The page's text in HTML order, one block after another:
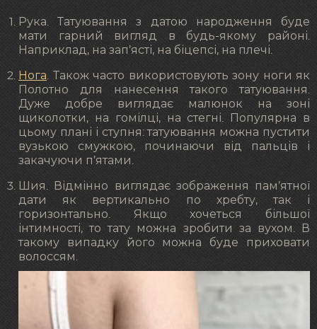
Рука. Татуювання з датою народження буде
мати гарний вигляд в будь-якому районі.
Наприклад, на зап’ясті, на біцепсі, на плечі.
Нога. Також часто використовують зону ноги як
Полотно для нанесення такого татуювання.
Дуже добре виглядає малюнок на зоні
щиколотки, на гомілці, на стегні. Популярна в
цьому плані і ступня: татуювання можна пустити
вузькою смужкою, починаючи від пальців і
закачуючи п’ятами.
Шия. Відмінно виглядає зображення пам’ятної
дати як вертикально по хребту, так і
горизонтально. Якщо хочеться більшої
інтимності, то тату можна зробити за вухом. В
такому випадку його можна буде приховати
волоссям.